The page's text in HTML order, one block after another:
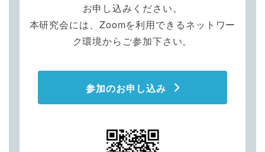
お申し込みください。
本研究会には、Zoomを利用できるネットワー
ク環境からご参加下さい。
参加のお申し込み